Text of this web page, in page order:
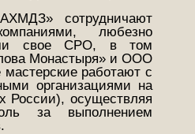
сотрудничают
любезно
свое СРО, в том
Монастыря» и ООО
работают с
организациями на
России), осуществляя
за выполнением